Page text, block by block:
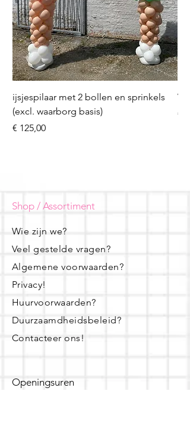
ijsjespilaar met 2 bollen en sprinkels
(excl. waarborg basis)
Prijs
€ 125,00
Prijs
€
Shop / Assortiment
Wie zijn we?
Veel gestelde vragen?
Algemene voorwaarden?
Privacy!
Huurvoorwaarden?
Duurzaamdheidsbeleid?
Contacteer ons!
Openingsuren